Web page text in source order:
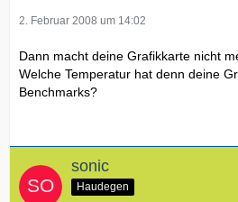
2. Februar 2008 um 14:02
Dann macht deine Grafikkarte nicht
Welche Temperatur hat denn deine
Benchmarks?
sonic
Haudegen